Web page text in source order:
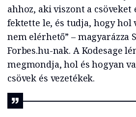
ahhoz, aki viszont a csöveket
fektette le, és tudja, hogy hol
nem elérhető” – magyarázza
Forbes.hu-nak. A Kodesage
megmondja, hol és hogyan
csövek és vezetékek.